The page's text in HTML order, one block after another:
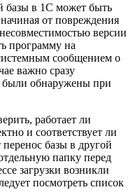
базы в 1С может быть
от повреждения
версии
программу на
сообщением о
важно сразу
были обнаружены при
работает ли
и соответствует ли
базы в другой
папку перед
загрузки возникли
посмотреть список